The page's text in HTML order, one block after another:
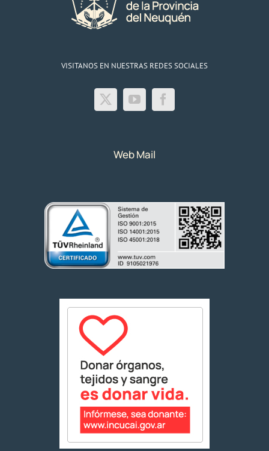
VISITANOS EN NUESTRAS REDES SOCIALES
Web Mail